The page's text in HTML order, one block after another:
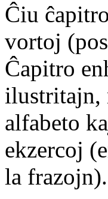
Ĉiu
vortoj
Ĉapitro
ilustritajn,
alfabeto
ekzercoj
la frazojn).